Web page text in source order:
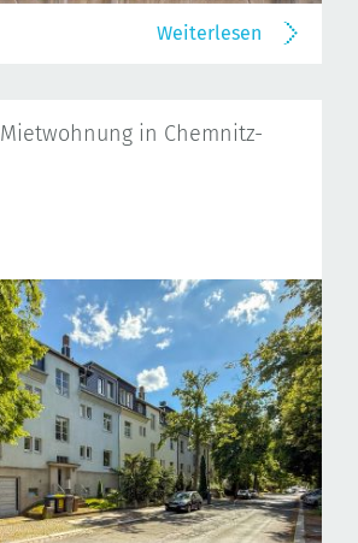
Weiterlesen
Mietwohnung in Chemnitz-